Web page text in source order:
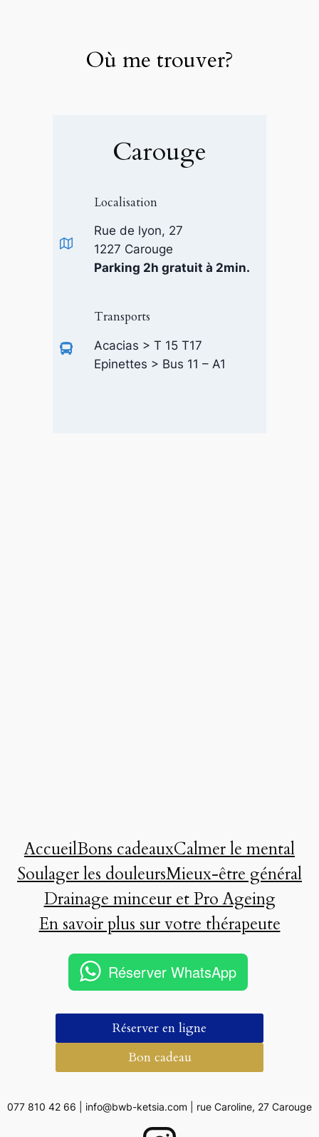
Où me trouver?
Carouge
Localisation
Rue de lyon, 27
1227 Carouge
Parking 2h gratuit à 2min.
Transports
Acacias > T 15 T17
Epinettes > Bus 11 – A1
AccueilBons cadeauxCalmer le mental
Soulager les douleursMieux-être général
Drainage minceur et Pro Ageing
En savoir plus sur votre thérapeute
Réserver WhatsApp
Réserver en ligne
Bon cadeau
077 810 42 66 | info@bwb-ketsia.com | rue Caroline, 27 Carouge